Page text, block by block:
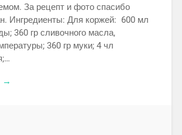
За рецепт и фото спасибо
Ингредиенты: Для коржей: 600 мл
360 гр сливочного масла,
360 гр муки; 4 чл
→